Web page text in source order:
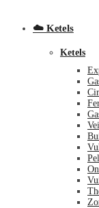
☁️ Ketels
Ketels